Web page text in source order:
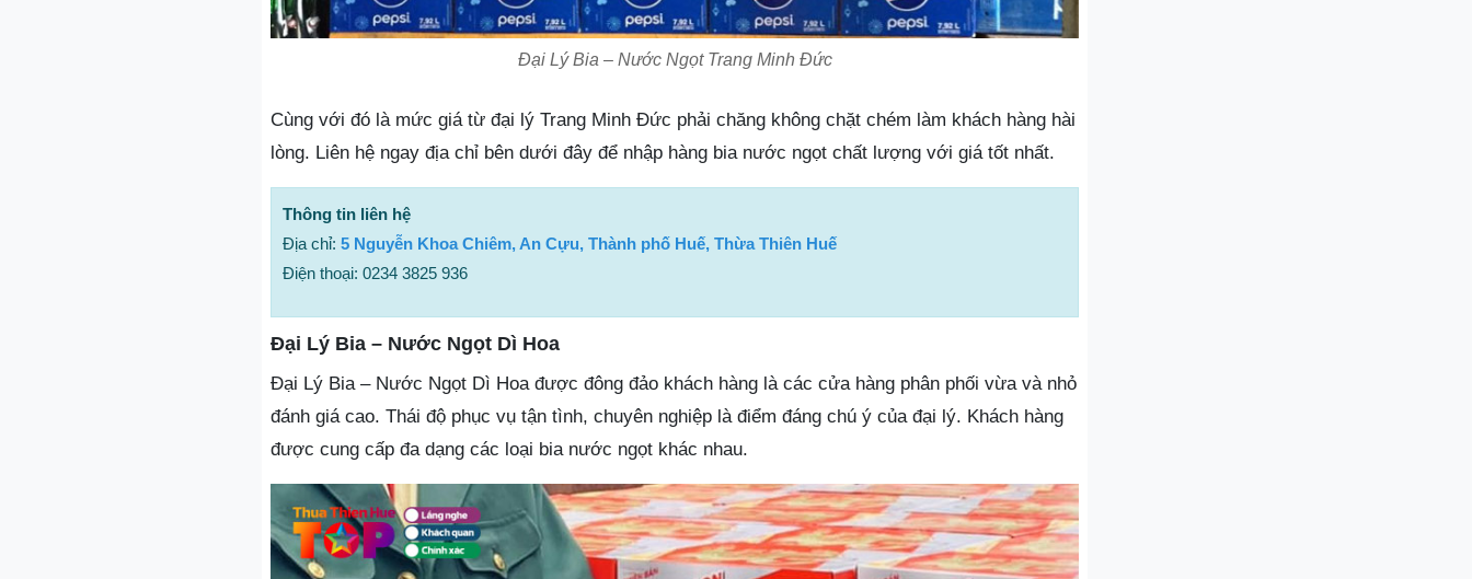
Đại Lý Bia – Nước Ngọt Trang Minh Đức
Cùng với đó là mức giá từ đại lý Trang Minh Đức phải chăng không chặt chém làm khách hàng hài
lòng. Liên hệ ngay địa chỉ bên dưới đây để nhập hàng bia nước ngọt chất lượng với giá tốt nhất.
Thông tin liên hệ
Địa chỉ: 5 Nguyễn Khoa Chiêm, An Cựu, Thành phố Huế, Thừa Thiên Huế
Điện thoại: 0234 3825 936
Đại Lý Bia – Nước Ngọt Dì Hoa
Đại Lý Bia – Nước Ngọt Dì Hoa được đông đảo khách hàng là các cửa hàng phân phối vừa và nhỏ
đánh giá cao. Thái độ phục vụ tận tình, chuyên nghiệp là điểm đáng chú ý của đại lý. Khách hàng
được cung cấp đa dạng các loại bia nước ngọt khác nhau.